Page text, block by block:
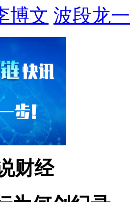
博文 波段龙一
财经